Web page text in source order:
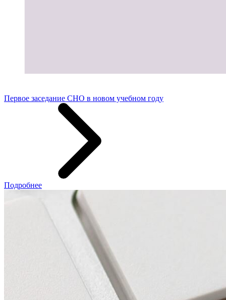
Первое заседание СНО в новом учебном году
Подробнее